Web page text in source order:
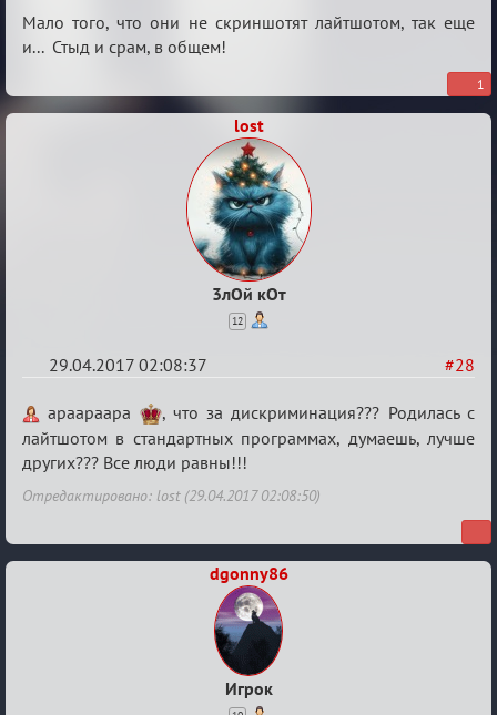
Мало того, что они не скриншотят лайтшотом, так еще
и... Стыд и срам, в общем!
1
lost
3лОй кОт
12
#28
29.04.2017 02:08:37
Re:
Кубок
Вендетты
apaapaapa
, что за дискриминация??? Родилась с
лайтшотом в стандартных программах, думаешь, лучше
других??? Все люди равны!!!
Отредактировано: lost (29.04.2017 02:08:50)
dgonny86
Игрок